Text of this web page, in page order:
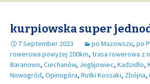
kurpiowska super
7 September 2023 po Mazowszu, po
rowerowa powyżej 200km, trasa rowerowa z
Baranowo, Ciechanów, Jeglijowiec, Kadzidło,
Nowogród, Opinogóra, Rutki Kossaki, Zbójna,